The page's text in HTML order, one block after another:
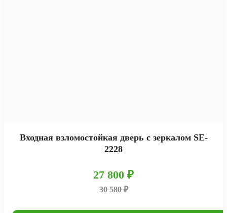
Входная взломостойкая дверь с зеркалом SE-
2228
27 800 ₽
30 580 ₽